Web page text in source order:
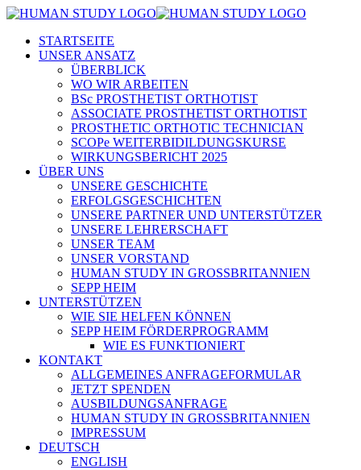
STARTSEITE
UNSER ANSATZ
ÜBERBLICK
WO WIR ARBEITEN
BSc PROSTHETIST ORTHOTIST
ASSOCIATE PROSTHETIST ORTHOTIST
PROSTHETIC ORTHOTIC TECHNICIAN
SCOPe WEITERBIDILDUNGSKURSE
WIRKUNGSBERICHT 2025
ÜBER UNS
UNSERE GESCHICHTE
ERFOLGSGESCHICHTEN
UNSERE PARTNER UND UNTERSTÜTZER
UNSERE LEHRERSCHAFT
UNSER TEAM
UNSER VORSTAND
HUMAN STUDY IN GROSSBRITANNIEN
SEPP HEIM
UNTERSTÜTZEN
WIE SIE HELFEN KÖNNEN
SEPP HEIM FÖRDERPROGRAMM
WIE ES FUNKTIONIERT
KONTAKT
ALLGEMEINES ANFRAGEFORMULAR
JETZT SPENDEN
AUSBILDUNGSANFRAGE
HUMAN STUDY IN GROSSBRITANNIEN
IMPRESSUM
DEUTSCH
ENGLISH